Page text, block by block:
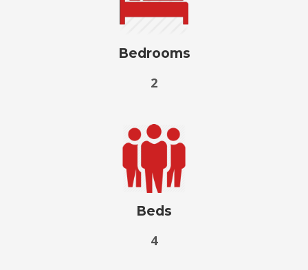
Bedrooms
2
Beds
4